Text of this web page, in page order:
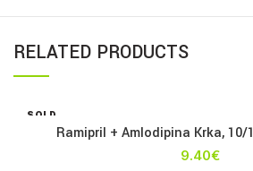
RELATED PRODUCTS
SOLD
Ramipril + Amlodipina Krka, 10/
9.40€